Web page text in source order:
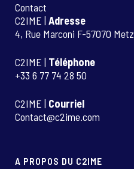
Contact
C2IME | Adresse
4, Rue Marconi F-57070 Metz
C2IME | Téléphone
+33 6 77 74 28 50
C2IME | Courriel
Contact@c2ime.com
A PROPOS DU C2IME